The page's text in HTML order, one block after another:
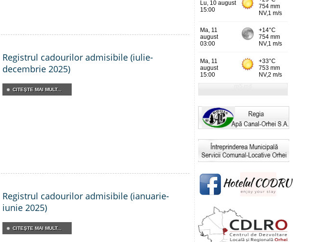
Registrul cadourilor admisibile (iulie-
decembrie 2025)
CITEŞTE MAI MULT...
Registrul cadourilor admisibile (ianuarie-
iunie 2025)
CITEŞTE MAI MULT...